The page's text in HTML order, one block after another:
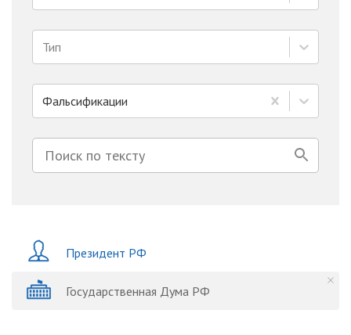
Тип
Фальсификации
Президент РФ
Государственная Дума РФ